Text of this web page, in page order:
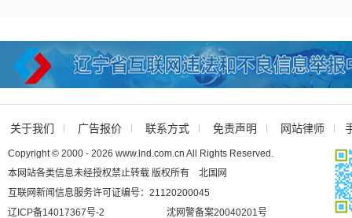
关于我们 广告报价 联系方式 免责声明 网站律师
Copyright © 2000 - 2026 www.lnd.com.cn All Rights Reserved.
本网站各类信息未经授权禁止转载 版权所有 北国网
互联网新闻信息服务许可证编号：21120200045
辽ICP备14017367号-2
沈网警备案20040201号